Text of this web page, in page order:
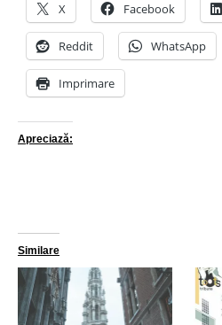
X Facebook
Reddit WhatsApp
Imprimare
Apreciază:
Similare